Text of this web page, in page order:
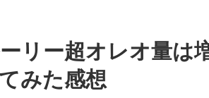
リー超オレオ量は
みた感想